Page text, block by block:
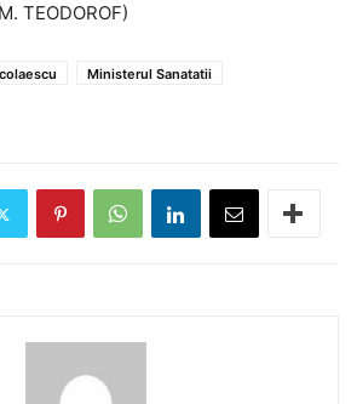
TEODOROF)
Ministerul Sanatatii